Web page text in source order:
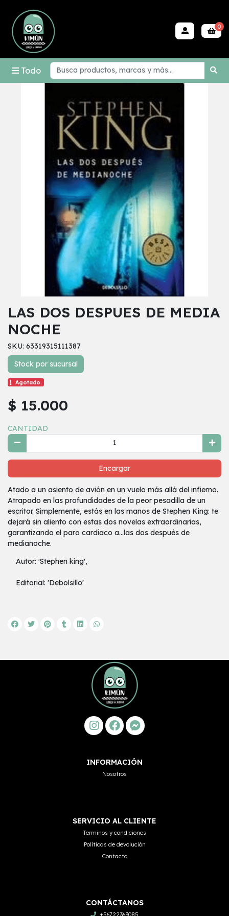
Todo
0
LAS DOS DESPUES DE MEDIA
NOCHE
SKU: 63319315111387
Stock por sucursal
Agotado.
$ 15.000
CANTIDAD
Encargar
Atado a un asiento de avión en un vuelo más allá del infierno.
Atrapado en las profundidades de la peor pesadilla de un
escritor. Simplemente, estás en las manos de Stephen King: te
dejará sin aliento con estas dos novelas extraordinarias,
garantizando el paro cardíaco a...las dos después de
medianoche.
Autor: 'Stephen king',
Editorial: 'Debolsillo'
INFORMACIÓN
Nosotros
SERVICIO AL CLIENTE
Terminos y condiciones
Políticas de devolución
Contacto
CONTÁCTANOS